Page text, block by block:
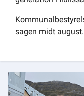
sagen midt august.